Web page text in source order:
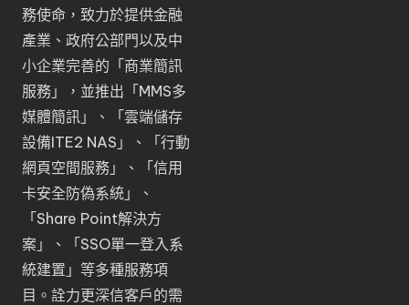
務使命，致力於提供金融
產業、政府公部門以及中
小企業完善的「 商業簡訊
服務 」，並推出「 MMS多
媒體簡訊 」、「 雲端儲存
設備ITE2 NAS 」、「 行動
網頁空間服務 」、「 信用
卡安全防偽系統 」、
「 Share Point解決方
案 」、「 SSO單一登入系
統建置 」等多種服務項
目。詮力更深信客戶的需